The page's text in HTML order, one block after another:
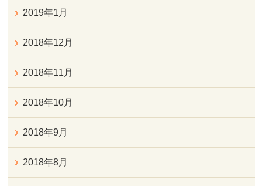
2019年1月
2018年12月
2018年11月
2018年10月
2018年9月
2018年8月